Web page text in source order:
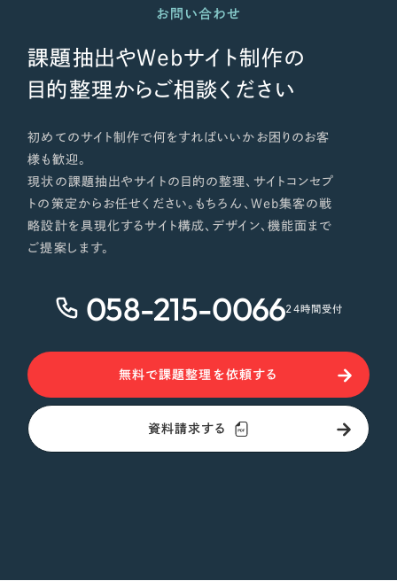
お問い合わせ
課題抽出やWebサイト制作の
目的整理からご相談ください
初めてのサイト制作で何をすればいいかお困りのお客
様も歓迎。
現状の課題抽出やサイトの目的の整理、サイトコンセプ
トの策定からお任せください。もちろん、Web集客の戦
略設計を具現化するサイト構成、デザイン、機能面まで
ご提案します。
058-215-006624時間受付
無料で課題整理を依頼する
資料請求する